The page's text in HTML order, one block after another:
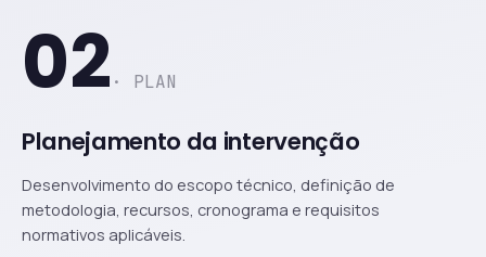
02 · PLAN
Planejamento da intervenção
Desenvolvimento do escopo técnico, definição de
metodologia, recursos, cronograma e requisitos
normativos aplicáveis.